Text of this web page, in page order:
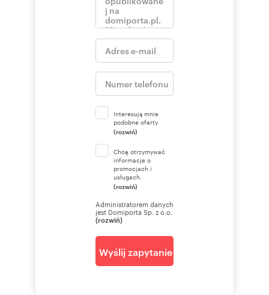
Interesują mnie
podobne oferty
(rozwiń)
Chcę otrzymywać
informacje o
promocjach i
usługach.
(rozwiń)
Administratorem danych
jest Domiporta Sp. z o.o.
(rozwiń)
Wyślij zapytanie